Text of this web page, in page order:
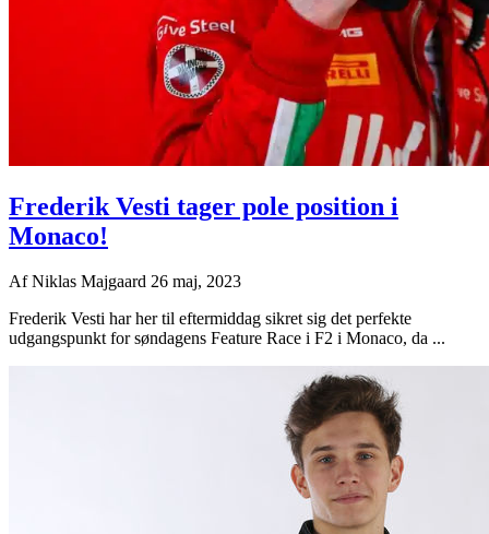
Frederik Vesti tager pole position i
Monaco!
AfNiklas Majgaard 26 maj, 2023
Frederik Vesti har her til eftermiddag sikret sig det perfekte
udgangspunkt for søndagens Feature Race i F2 i Monaco, da ...